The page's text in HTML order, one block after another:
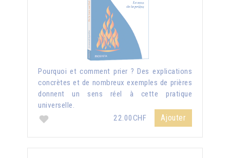
Pourquoi et comment prier ? Des explications
concrètes et de nombreux exemples de prières
donnent un sens réel à cette pratique
universelle.
22.00CHF
Ajouter